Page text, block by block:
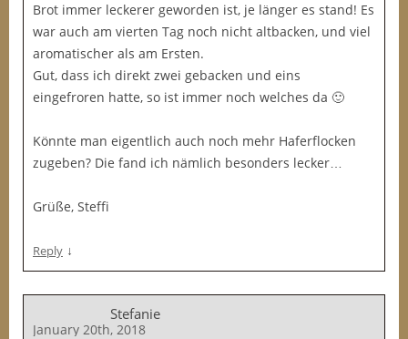
Brot immer leckerer geworden ist, je länger es stand! Es
war auch am vierten Tag noch nicht altbacken, und viel
aromatischer als am Ersten.
Gut, dass ich direkt zwei gebacken und eins
eingefroren hatte, so ist immer noch welches da 🙂
Könnte man eigentlich auch noch mehr Haferflocken
zugeben? Die fand ich nämlich besonders lecker…
Grüße, Steffi
Reply ↓
Stefanie
January 20th, 2018